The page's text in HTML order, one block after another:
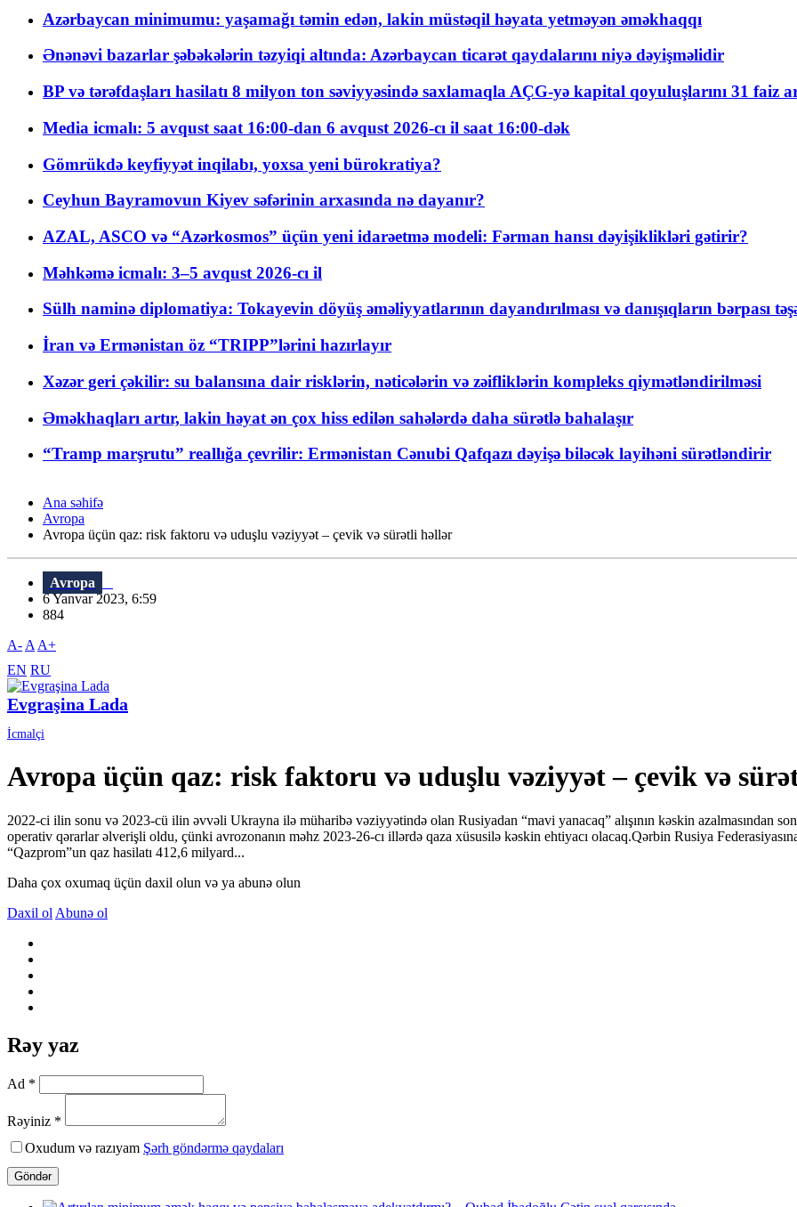
Azərbaycan minimumu: yaşamağı təmin edən, lakin müstəqil həyata yetməyən əməkhaqqı
Ənənəvi bazarlar şəbəkələrin təzyiqi altında: Azərbaycan ticarət qaydalarını niyə dəyişməlidir
BP və tərəfdaşları hasilatı 8 milyon ton səviyyəsində saxlamaqla AÇG-yə kapital qoyuluşlarını 31 faiz
Media icmalı: 5 avqust saat 16:00-dan 6 avqust 2026-cı il saat 16:00-dək
Gömrükdə keyfiyyət inqilabı, yoxsa yeni bürokratiya?
Ceyhun Bayramovun Kiyev səfərinin arxasında nə dayanır?
AZAL, ASCO və “Azərkosmos” üçün yeni idarəetmə modeli: Fərman hansı dəyişiklikləri gətirir?
Məhkəmə icmalı: 3–5 avqust 2026-cı il
Sülh naminə diplomatiya: Tokayevin döyüş əməliyyatlarının dayandırılması və danışıqların bərpası
İran və Ermənistan öz “TRIPP”lərini hazırlayır
Xəzər geri çəkilir: su balansına dair risklərin, nəticələrin və zəifliklərin kompleks qiymətləndirilməsi
Əməkhaqları artır, lakin həyat ən çox hiss edilən sahələrdə daha sürətlə bahalaşır
“Tramp marşrutu” reallığa çevrilir: Ermənistan Cənubi Qafqazı dəyişə biləcək layihəni sürətləndirir
Ana səhifə
Avropa
Avropa üçün qaz: risk faktoru və uduşlu vəziyyət – çevik və sürətli həllər
Avropa
6 Yanvar 2023, 6:59
884
A- A A+
EN RU
Evgraşina Lada
İcmalçi
Avropa üçün qaz: risk faktoru və uduşlu vəziyyət – çevik və
2022-ci ilin sonu və 2023-cü ilin əvvəli Ukrayna ilə müharibə vəziyyətində olan Rusiyadan “mavi yanacaq” alışının kəskin azalmasından
operativ qərarlar əlverişli oldu, çünki avrozonanın məhz 2023-26-cı illərdə qaza xüsusilə kəskin ehtiyacı olacaq.Qərbin Rusiya
“Qazprom”un qaz hasilatı 412,6 milyard...
Daha çox oxumaq üçün daxil olun və ya abunə olun
Daxil ol Abunə ol
Rəy yaz
Ad *
Rəyiniz *
Oxudum və razıyam Şərh göndərmə qaydaları
Göndər